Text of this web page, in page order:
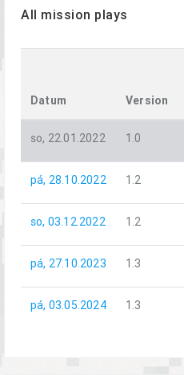
All mission plays
Datum Version
so, 22.01.2022 1.0
pá, 28.10.2022 1.2
so, 03.12.2022 1.2
pá, 27.10.2023 1.3
pá, 03.05.2024 1.3